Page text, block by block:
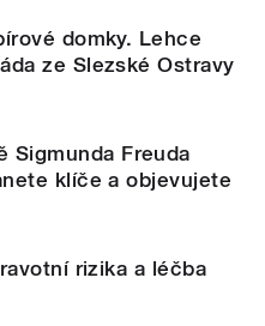
domky. Lehce
ze Slezské Ostravy
Sigmunda Freuda
klíče a objevujete
rizika a léčba